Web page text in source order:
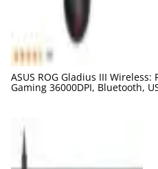
ASUS ROG Gladius III Wireless:
Gaming 36000DPI, Bluetooth,